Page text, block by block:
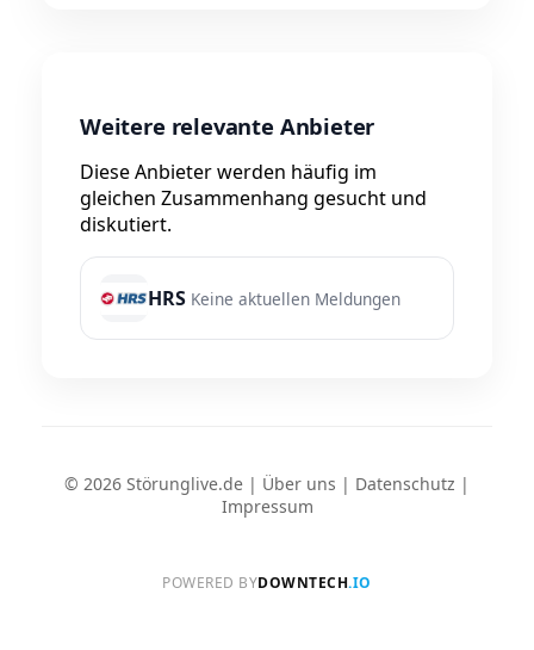
Weitere relevante Anbieter
Diese Anbieter werden häufig im
gleichen Zusammenhang gesucht und
diskutiert.
HRS Keine aktuellen Meldungen
© 2026 Störunglive.de | Über uns | Datenschutz |
Impressum
POWERED BYDOWNTECH.IO